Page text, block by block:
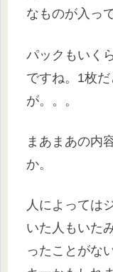
なものが入っ
パックもいく
ですね。1枚
が。。。
まあまあの内
か。
人によっては
いた人もいた
ったことがな